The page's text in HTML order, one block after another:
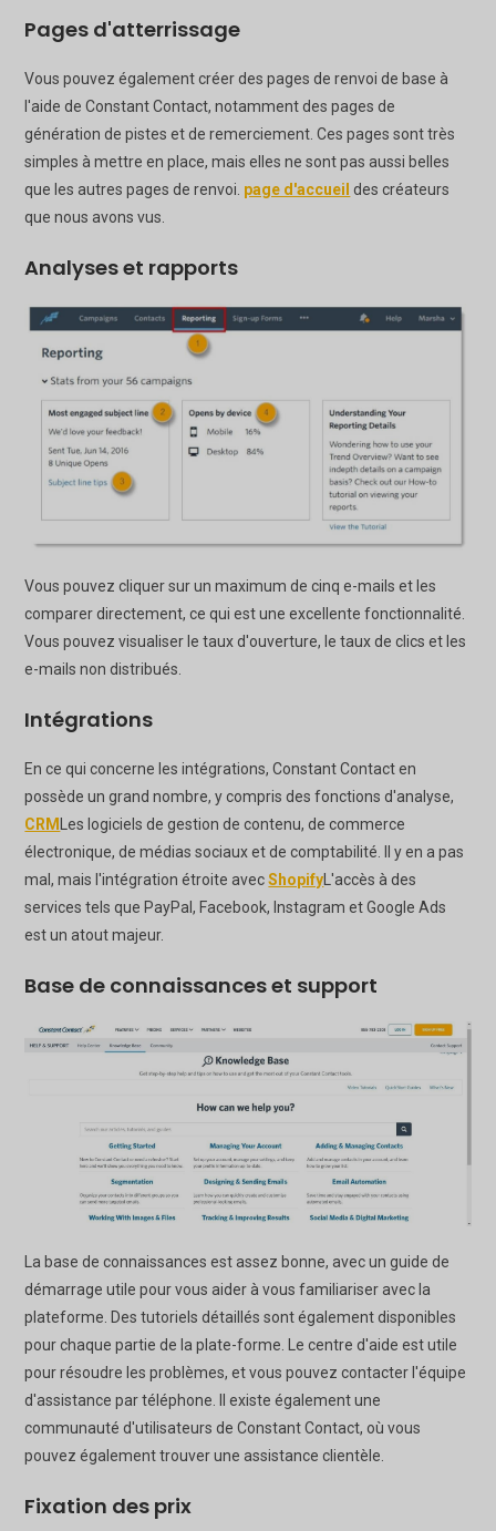
Pages d'atterrissage
Vous pouvez également créer des pages de renvoi de base à
l'aide de Constant Contact, notamment des pages de
génération de pistes et de remerciement. Ces pages sont très
simples à mettre en place, mais elles ne sont pas aussi belles
que les autres pages de renvoi. page d'accueil des créateurs
que nous avons vus.
Analyses et rapports
Vous pouvez cliquer sur un maximum de cinq e-mails et les
comparer directement, ce qui est une excellente fonctionnalité.
Vous pouvez visualiser le taux d'ouverture, le taux de clics et les
e-mails non distribués.
Intégrations
En ce qui concerne les intégrations, Constant Contact en
possède un grand nombre, y compris des fonctions d'analyse,
CRM
Les logiciels de gestion de contenu, de commerce
électronique, de médias sociaux et de comptabilité. Il y en a pas
mal, mais l'intégration étroite avecShopify L'accès à des
services tels que PayPal, Facebook, Instagram et Google Ads
est un atout majeur.
Base de connaissances et support
La base de connaissances est assez bonne, avec un guide de
démarrage utile pour vous aider à vous familiariser avec la
plateforme. Des tutoriels détaillés sont également disponibles
pour chaque partie de la plate-forme. Le centre d'aide est utile
pour résoudre les problèmes, et vous pouvez contacter l'équipe
d'assistance par téléphone. Il existe également une
communauté d'utilisateurs de Constant Contact, où vous
pouvez également trouver une assistance clientèle.
Fixation des prix